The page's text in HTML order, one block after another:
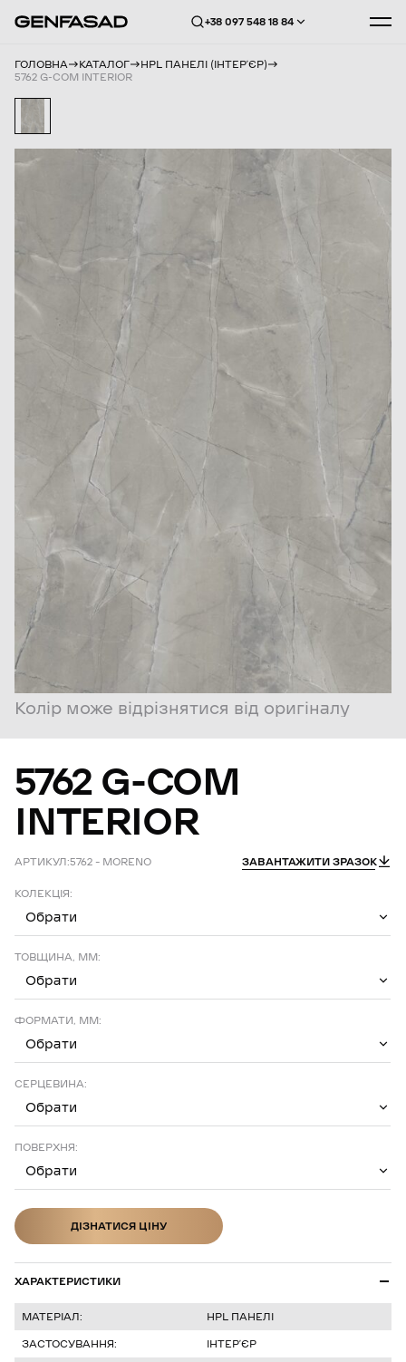
+38 097 548 18 84
ГОЛОВНА КАТАЛОГ
HPL ПАНЕЛІ (ІНТЕРʼЄР)
5762 G-COM INTERIOR
Колір може відрізнятися від оригіналу
5762 G-COM
INTERIOR
АРТИКУЛ:5762 – MORENO ЗАВАНТАЖИТИ ЗРАЗОК
КОЛЕКЦІЯ:
Обрати
ТОВЩИНА, ММ:
Обрати
ФОРМАТИ, ММ:
Обрати
СЕРЦЕВИНА:
Обрати
ПОВЕРХНЯ:
Обрати
ДІЗНАТИСЯ ЦІНУ
ХАРАКТЕРИСТИКИ
МАТЕРІАЛ:
HPL ПАНЕЛІ
ЗАСТОСУВАННЯ:
ІНТЕР’ЄР